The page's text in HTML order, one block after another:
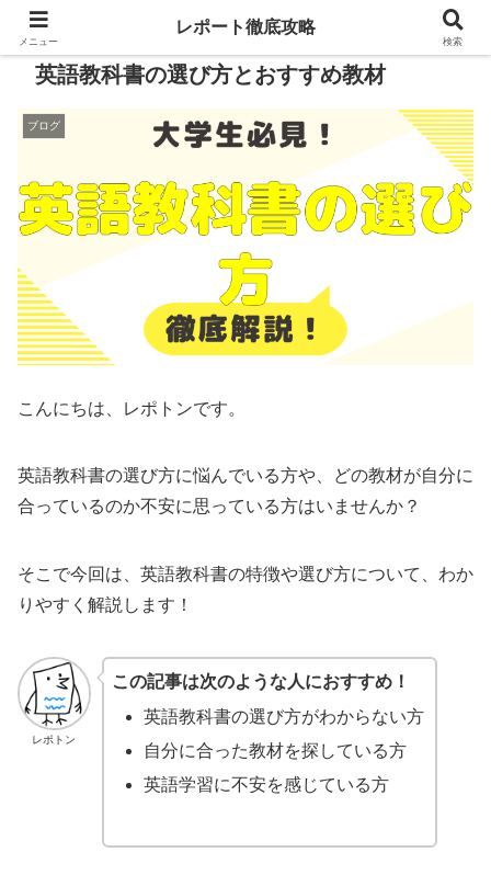
英語教科書の選び方とおすすめ教材
ブログ
こんにちは、レポトンです。
英語教科書の選び方に悩んでいる方や、どの教材が自分に
合っているのか不安に思っている方はいませんか？
そこで今回は、英語教科書の特徴や選び方について、わか
りやすく解説します！
レポトン
この記事は次のような人におすすめ！
英語教科書の選び方がわからない方
自分に合った教材を探している方
英語学習に不安を感じている方
メニュー
レポート徹底攻略
検索